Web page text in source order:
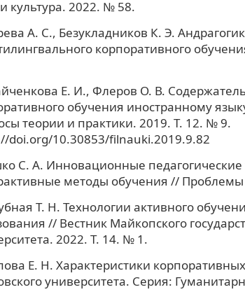
культура. 2022. № 58.
А. С., Безукладников К. Э.
корпоративного
Е. И., Флеров О. В.
обучения иностранному
теории и практики. 2019. Т. 12. № 9.
doi.org/10.30853/filnauki.2019.9.82
С. А. Инновационные педагогические
методы обучения //
Т. Н. Технологии активного
// Вестник Майкопского
2022. Т. 14. № 1.
Е. Н. Характеристики
университета. Серия: